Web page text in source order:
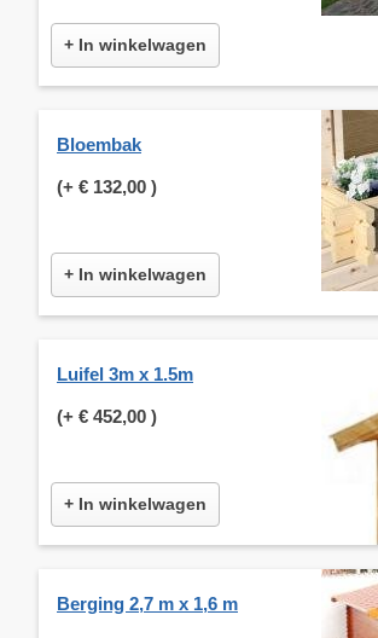
+ In winkelwagen
Bloembak
(+ € 132,00 )
+ In winkelwagen
Luifel 3m x 1.5m
(+ € 452,00 )
+ In winkelwagen
Berging 2,7 m x 1,6 m